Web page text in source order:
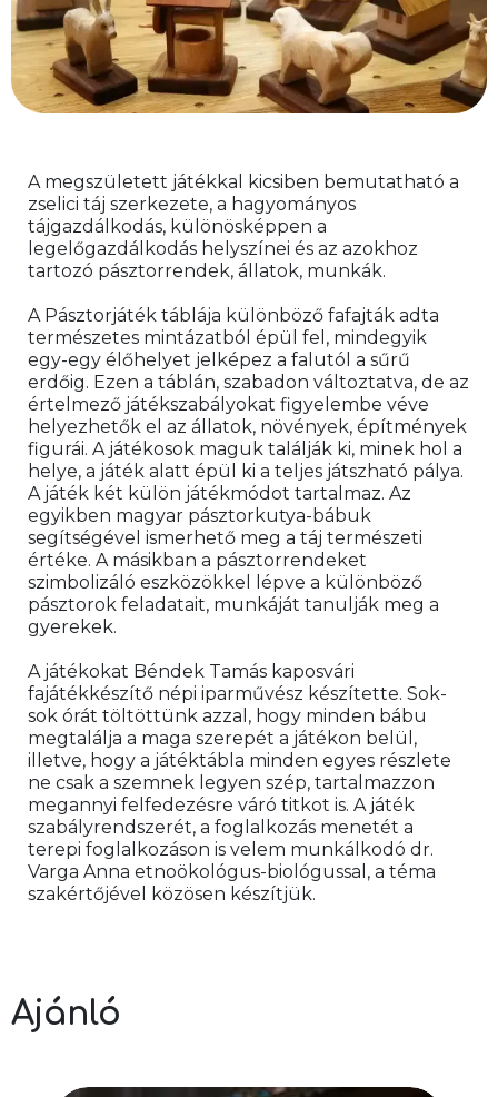
A megszületett játékkal kicsiben bemutatható a
zselici táj szerkezete, a hagyományos
tájgazdálkodás, különösképpen a
legelőgazdálkodás helyszínei és az azokhoz
tartozó pásztorrendek, állatok, munkák.
A Pásztorjáték táblája különböző fafajták adta
természetes mintázatból épül fel, mindegyik
egy-egy élőhelyet jelképez a falutól a sűrű
erdőig. Ezen a táblán, szabadon változtatva, de az
értelmező játékszabályokat figyelembe véve
helyezhetők el az állatok, növények, építmények
figurái. A játékosok maguk találják ki, minek hol a
helye, a játék alatt épül ki a teljes játszható pálya.
A játék két külön játékmódot tartalmaz. Az
egyikben magyar pásztorkutya-bábuk
segítségével ismerhető meg a táj természeti
értéke. A másikban a pásztorrendeket
szimbolizáló eszközökkel lépve a különböző
pásztorok feladatait, munkáját tanulják meg a
gyerekek.
A játékokat Béndek Tamás kaposvári
fajátékkészítő népi iparművész készítette. Sok-
sok órát töltöttünk azzal, hogy minden bábu
megtalálja a maga szerepét a játékon belül,
illetve, hogy a játéktábla minden egyes részlete
ne csak a szemnek legyen szép, tartalmazzon
megannyi felfedezésre váró titkot is. A játék
szabályrendszerét, a foglalkozás menetét a
terepi foglalkozáson is velem munkálkodó dr.
Varga Anna etnoökológus-biológussal, a téma
szakértőjével közösen készítjük.
Ajánló